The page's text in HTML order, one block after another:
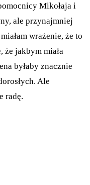
Mikołaja i
ale przynajmniej
wrażenie, że to
że jakbym miała
byłaby znacznie
Ale
radę.